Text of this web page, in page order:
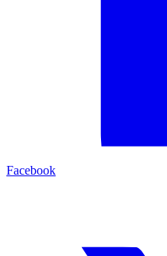
Facebook